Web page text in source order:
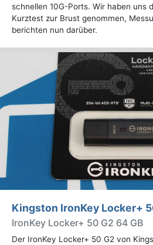
schnellen 10G-Ports. Wir haben uns
Kurztest zur Brust genommen,
berichten nun darüber.
Kingston IronKey Locker+
IronKey Locker+ 50 G2 64 GB
Der IronKey Locker+ 50 G2 von